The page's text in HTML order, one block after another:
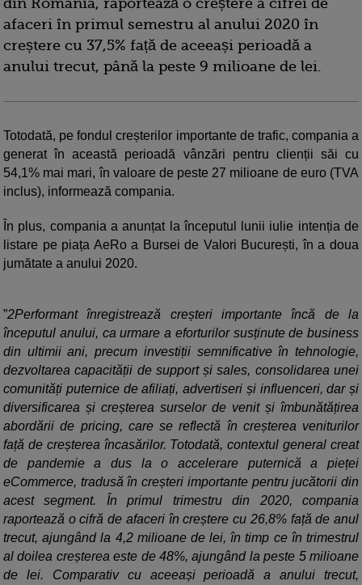
din România, raportează o creștere a cifrei de
afaceri în primul semestru al anului 2020 în
creștere cu 37,5% față de aceeași perioadă a
anului trecut, până la peste 9 milioane de lei.
Totodată, pe fondul creșterilor importante de trafic, compania a
generat în această perioadă vânzări pentru clienții săi cu
54,1% mai mari, în valoare de peste 27 milioane de euro (TVA
inclus), informează compania.
În plus, compania a anunțat la începutul lunii iulie intenția de
listare pe piața AeRo a Bursei de Valori București, în a doua
jumătate a anului 2020.
”2Performant înregistrează creșteri importante încă de la
începutul anului, ca urmare a eforturilor susținute de business
din ultimii ani, precum investiții semnificative în tehnologie,
dezvoltarea capacității de support și sales, consolidarea unei
comunități puternice de afiliați, advertiseri și influenceri, dar și
diversificarea și creșterea surselor de venit și îmbunătățirea
abordării de pricing, care se reflectă în creșterea veniturilor
față de creșterea încasărilor. Totodată, contextul general creat
de pandemie a dus la o accelerare puternică a pieței
eCommerce, tradusă în creșteri importante pentru jucătorii din
acest segment. În primul trimestru din 2020, compania
raportează o cifră de afaceri în creștere cu 26,8% față de anul
trecut, ajungând la 4,2 milioane de lei, în timp ce în trimestrul
al doilea creșterea este de 48%, ajungând la peste 5 milioane
de lei. Comparativ cu aceeași perioadă a anului trecut,